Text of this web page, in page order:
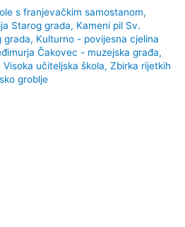
s franjevačkim samostanom,
Starog grada, Kameni pil Sv.
grada, Kulturno - povijesna cjelina
Čakovec - muzejska građa,
Visoka učiteljska škola, Zbirka rijetkih
groblje